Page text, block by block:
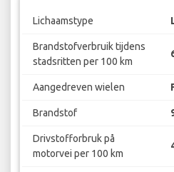
Lichaamstype
Brandstofverbruik tijdens
stadsritten per 100 km
Aangedreven wielen
Brandstof
Drivstofforbruk på
motorvei per 100 km